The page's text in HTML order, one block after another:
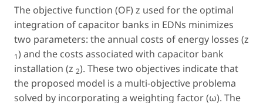
The objective function (OF) z used for the optimal
integration of capacitor banks in EDNs minimizes
two parameters: the annual costs of energy losses (z
1) and the costs associated with capacitor bank
installation (z 2). These two objectives indicate that
the proposed model is a multi-objective problema
solved by incorporating a weighting factor (ω). The